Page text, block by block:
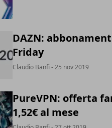
DAZN:
Friday
Claudio Banfi - 25 nov 2019
PureVPN: offerta
1,52€ al mese